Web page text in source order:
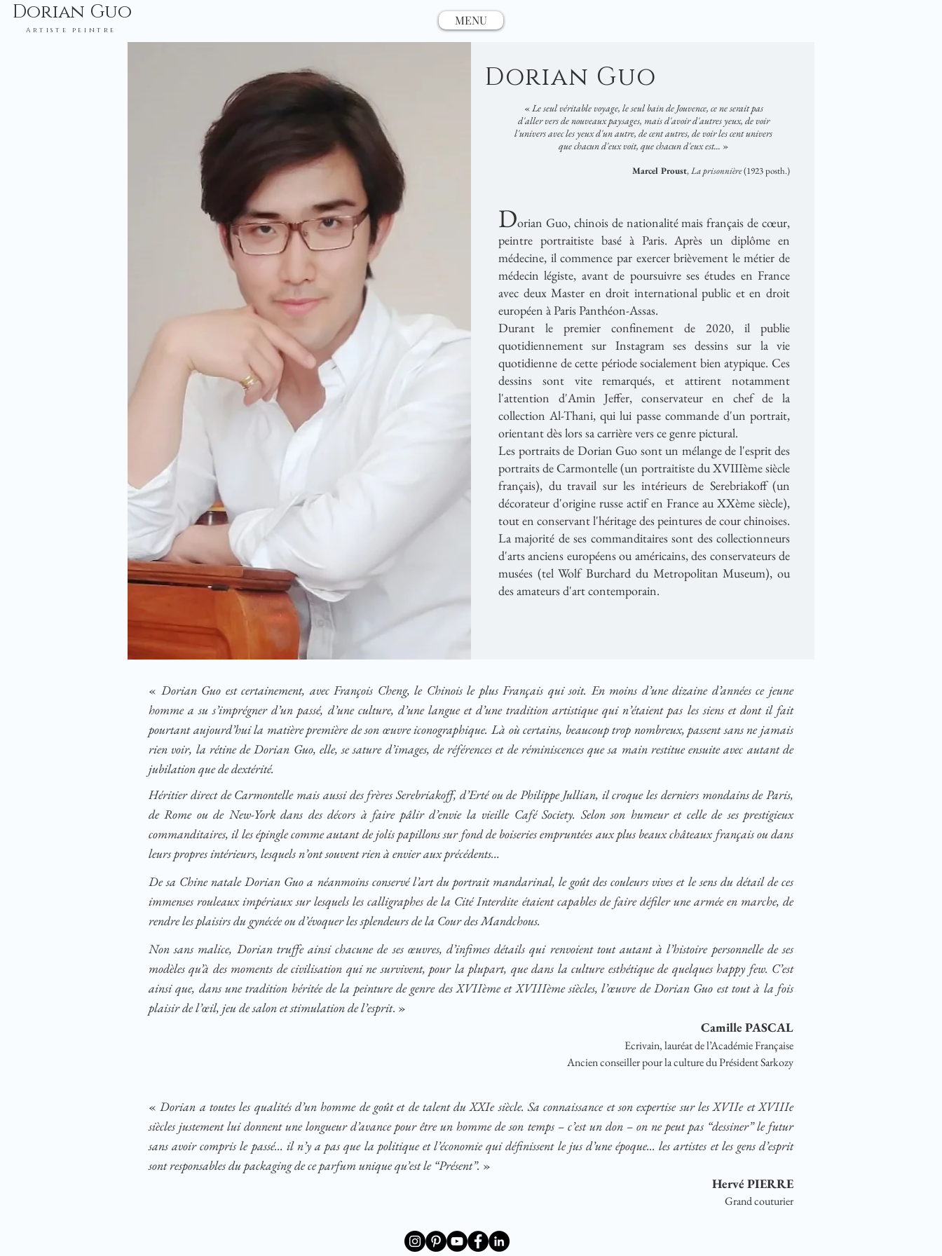
Dorian Guo
Artiste peintre
MENU
Dorian Guo
«Le seul véritable voyage, le seul bain de Jouvence, ce ne serait pas
d'aller vers de nouveaux paysages, mais d'avoir d'autres yeux, de voir
l'univers avec les yeux d'un autre, de cent autres, de voir les cent univers
que chacun d'eux voit, que chacun d'eux est... »
Marcel Proust,La prisonnière(1923 posth.)
Dorian Guo, chinois de nationalité mais français de cœur,
peintre portraitiste basé à Paris. Après un diplôme en
médecine, il commence par exercer brièvement le métier de
médecin légiste, avant de poursuivre ses études en France
avec deux Master en droit international public et en droit
européen à Paris Panthéon-Assas.
Durant le premier confinement de 2020, il publie
quotidiennement sur Instagram ses dessins sur la vie
quotidienne de cette période socialement bien atypique. Ces
dessins sont vite remarqués, et attirent notamment
l'attention d'Amin Jeffer, conservateur en chef de la
collection Al-Thani, qui lui passe commande d'un portrait,
orientant dès lors sa carrière vers ce genre pictural.
Les portraits de Dorian Guo sont un mélange de l'esprit des
portraits de Carmontelle (un portraitiste du XVIIIème siècle
français), du travail sur les intérieurs de Serebriakoff (un
décorateur d'origine russe actif en France au XXème siècle),
tout en conservant l'héritage des peintures de cour chinoises.
La majorité de ses commanditaires sont des collectionneurs
d'arts anciens européens ou américains, des conservateurs de
musées (tel Wolf Burchard du Metropolitan Museum), ou
des amateurs d'art contemporain.
« Dorian Guo est certainement, avec François Cheng, le Chinois le plus Français qui soit. En moins d’une dizaine d’années ce jeune
homme a su s’imprégner d’un passé, d’une culture, d’une langue et d’une tradition artistique qui n’étaient pas les siens et dont il fait
pourtant aujourd’hui la matière première de son œuvre iconographique. Là où certains, beaucoup trop nombreux, passent sans ne jamais
rien voir, la rétine de Dorian Guo, elle, se sature d’images, de références et de réminiscences que sa main restitue ensuite avec autant de
jubilation que de dextérité.
Héritier direct de Carmontelle mais aussi des frères Serebriakoff, d’Erté ou de Philippe Jullian, il croque les derniers mondains de Paris,
de Rome ou de New-York dans des décors à faire pâlir d’envie la vieille Café Society. Selon son humeur et celle de ses prestigieux
commanditaires, il les épingle comme autant de jolis papillons sur fond de boiseries empruntées aux plus beaux châteaux français ou dans
leurs propres intérieurs, lesquels n’ont souvent rien à envier aux précédents…
De sa Chine natale Dorian Guo a néanmoins conservé l’art du portrait mandarinal, le goût des couleurs vives et le sens du détail de ces
immenses rouleaux impériaux sur lesquels les calligraphes de la Cité Interdite étaient capables de faire défiler une armée en marche, de
rendre les plaisirs du gynécée ou d’évoquer les splendeurs de la Cour des Mandchous.
Non sans malice, Dorian truffe ainsi chacune de ses œuvres, d’infimes détails qui renvoient tout autant à l’histoire personnelle de ses
modèles qu’à des moments de civilisation qui ne survivent, pour la plupart, que dans la culture esthétique de quelques happy few. C’est
ainsi que, dans une tradition héritée de la peinture de genre des XVIIème et XVIIIème siècles, l’œuvre de Dorian Guo est tout à la fois
plaisir de l’œil, jeu de salon et stimulation de l’esprit. »
Camille PASCAL
Ecrivain, lauréat de l’Académie Française
Ancien conseiller pour la culture du Président Sarkozy
«Dorian a toutes les qualités d’un homme de goût et de talent du XXIe siècle. Sa connaissance et son expertise sur les XVIIe et XVIIIe
siècles justement lui donnent une longueur d’avance pour être un homme de son temps – c’est un don – on ne peut pas “dessiner” le futur
sans avoir compris le passé... il n’y a pas que la politique et l’économie qui définissent le jus d’une époque... les artistes et les gens d’esprit
sont responsables du packaging de ce parfum unique qu’est le “Présent”. »
Hervé PIERRE
Grand couturier